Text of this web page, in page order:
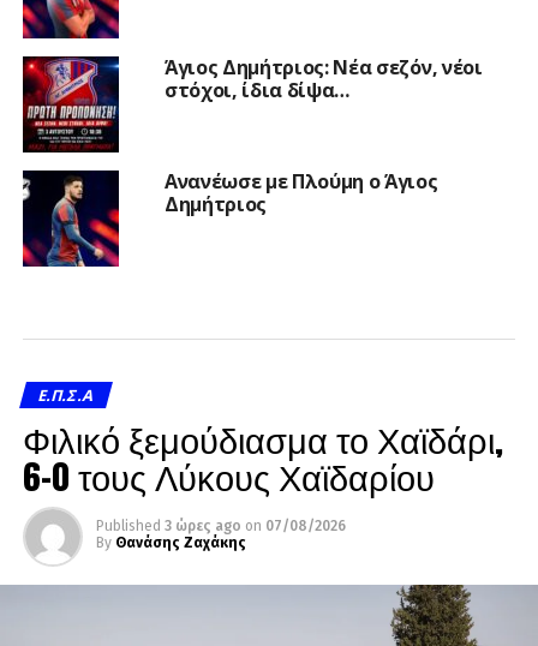
Άγιος Δημήτριος: Νέα σεζόν, νέοι
στόχοι, ίδια δίψα…
Ανανέωσε με Πλούμη ο Άγιος
Δημήτριος
Ε.Π.Σ.Α
Φιλικό ξεμούδιασμα το Χαϊδάρι,
6-0 τους Λύκους Χαϊδαρίου
Published 3 ώρες ago on 07/08/2026
By Θανάσης Ζαχάκης